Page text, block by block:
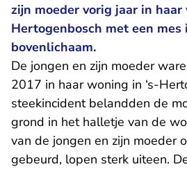
zijn moeder vorig jaar in haar
Hertogenbosch met een mes
bovenlichaam.
De jongen en zijn moeder
2017 in haar woning in ‘s-
steekincident belandden de
grond in het halletje van de
van de jongen en zijn moeder
gebeurd, lopen sterk uiteen.